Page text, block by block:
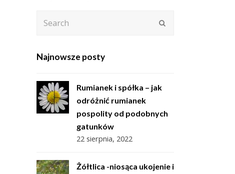
Najnowsze posty
Rumianek i spółka – jak
odróżnić rumianek
pospolity od podobnych
gatunków
22 sierpnia, 2022
Żółtlica -niosąca ukojenie i